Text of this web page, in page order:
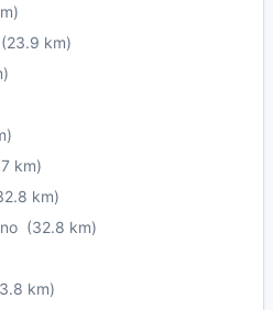
(23.9 km)
km)
km)
(32.8 km)
km)